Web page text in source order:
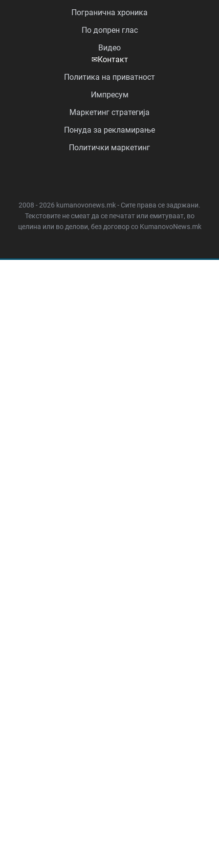
Погранична хроника
По допрен глас
Видео
✉Контакт
Политика на приватност
Импресум
Маркетинг стратегија
Понуда за рекламирање
Политички маркетинг
2008 - 2026 kumanovonews.mk - Сите права се задржани.
Текстовите не смеат да се печатат или емитуваат, во
целина или во делови, без договор со KumanovoNews.mk